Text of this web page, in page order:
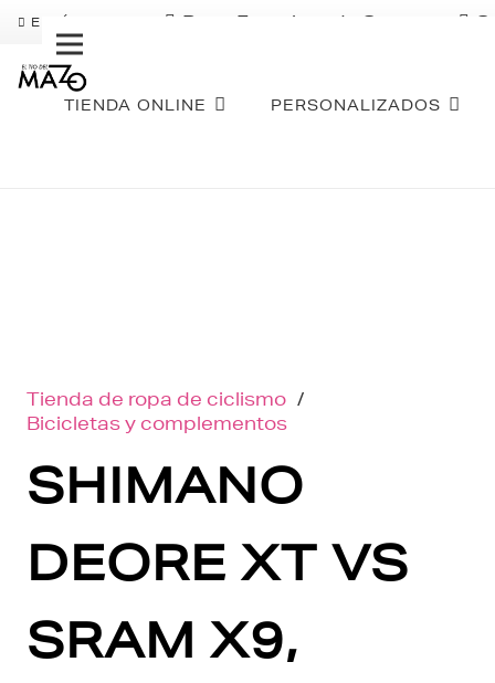
ENVÍO GRATIS Pago Fraccionado Sequra
TIENDA ONLINE PERSONALIZADOS
Tienda de ropa de ciclismo /
Bicicletas y complementos
SHIMANO
DEORE XT VS
SRAM X9,